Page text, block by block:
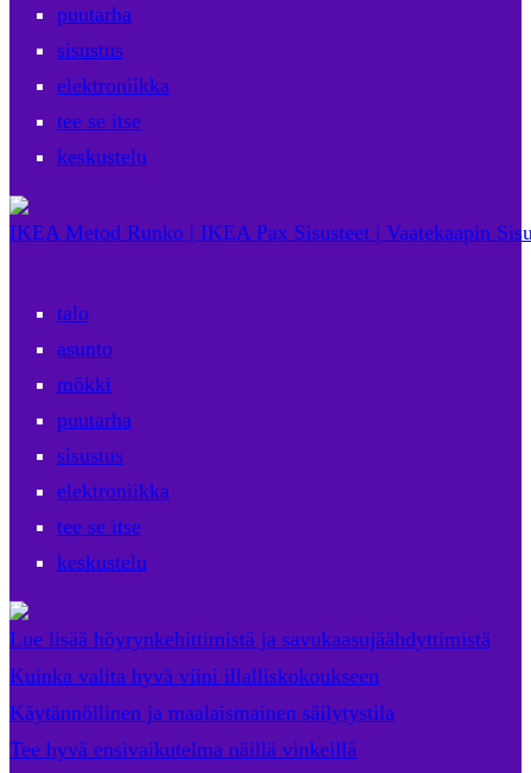
puutarha
sisustus
elektroniikka
tee se itse
keskustelu
IKEA Metod Runko | IKEA Pax Sisusteet | Vaatekaapin
talo
asunto
mökki
puutarha
sisustus
elektroniikka
tee se itse
keskustelu
Lue lisää höyrynkehittimistä ja savukaasujäähdyttimistä
Kuinka valita hyvä viini illalliskokoukseen
Käytännöllinen ja maalaismainen säilytystila
Tee hyvä ensivaikutelma näillä vinkeillä